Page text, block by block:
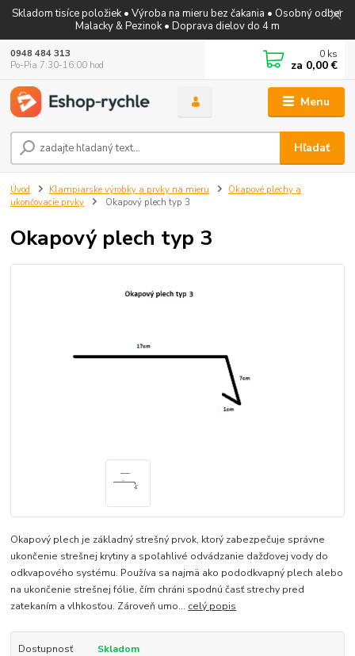
Skladom tisíce položiek • Výroba na mieru bez čakania • Osobný odber
Malacky & Pezinok • Doprava dielov do 4 m
Menu
Hľadať
0948 484 313
Po-Pia 7:30-16:00 hod
0 ks
za 0,00 €
Úvod Klampiarske výrobky a prvky na mieru
Okapové plechy a
ukončovacie prvky
Okapový plech typ 3
Okapový plech typ 3
Okapový plech je základný strešný prvok, ktorý zabezpečuje správne
ukončenie strešnej krytiny a spoľahlivé odvádzanie dažďovej vody do
odkvapového systému. Používa sa najmä ako pododkvapný plech alebo
na ukončenie strešnej fólie, čím chráni spodnú časť strechy pred
zatekaním a vlhkosťou. Zároveň umo... celý popis
Dostupnosť
Skladom